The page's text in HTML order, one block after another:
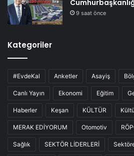
9 saat önce
Kategoriler
#EvdeKal Anketler Asayiş
Canlı Yayın Ekonomi Eğitim
Haberler Keşan KÜLTÜR
MERAK EDİYORUM Otomotiv
Sağlık SEKTÖR LİDERLERİ